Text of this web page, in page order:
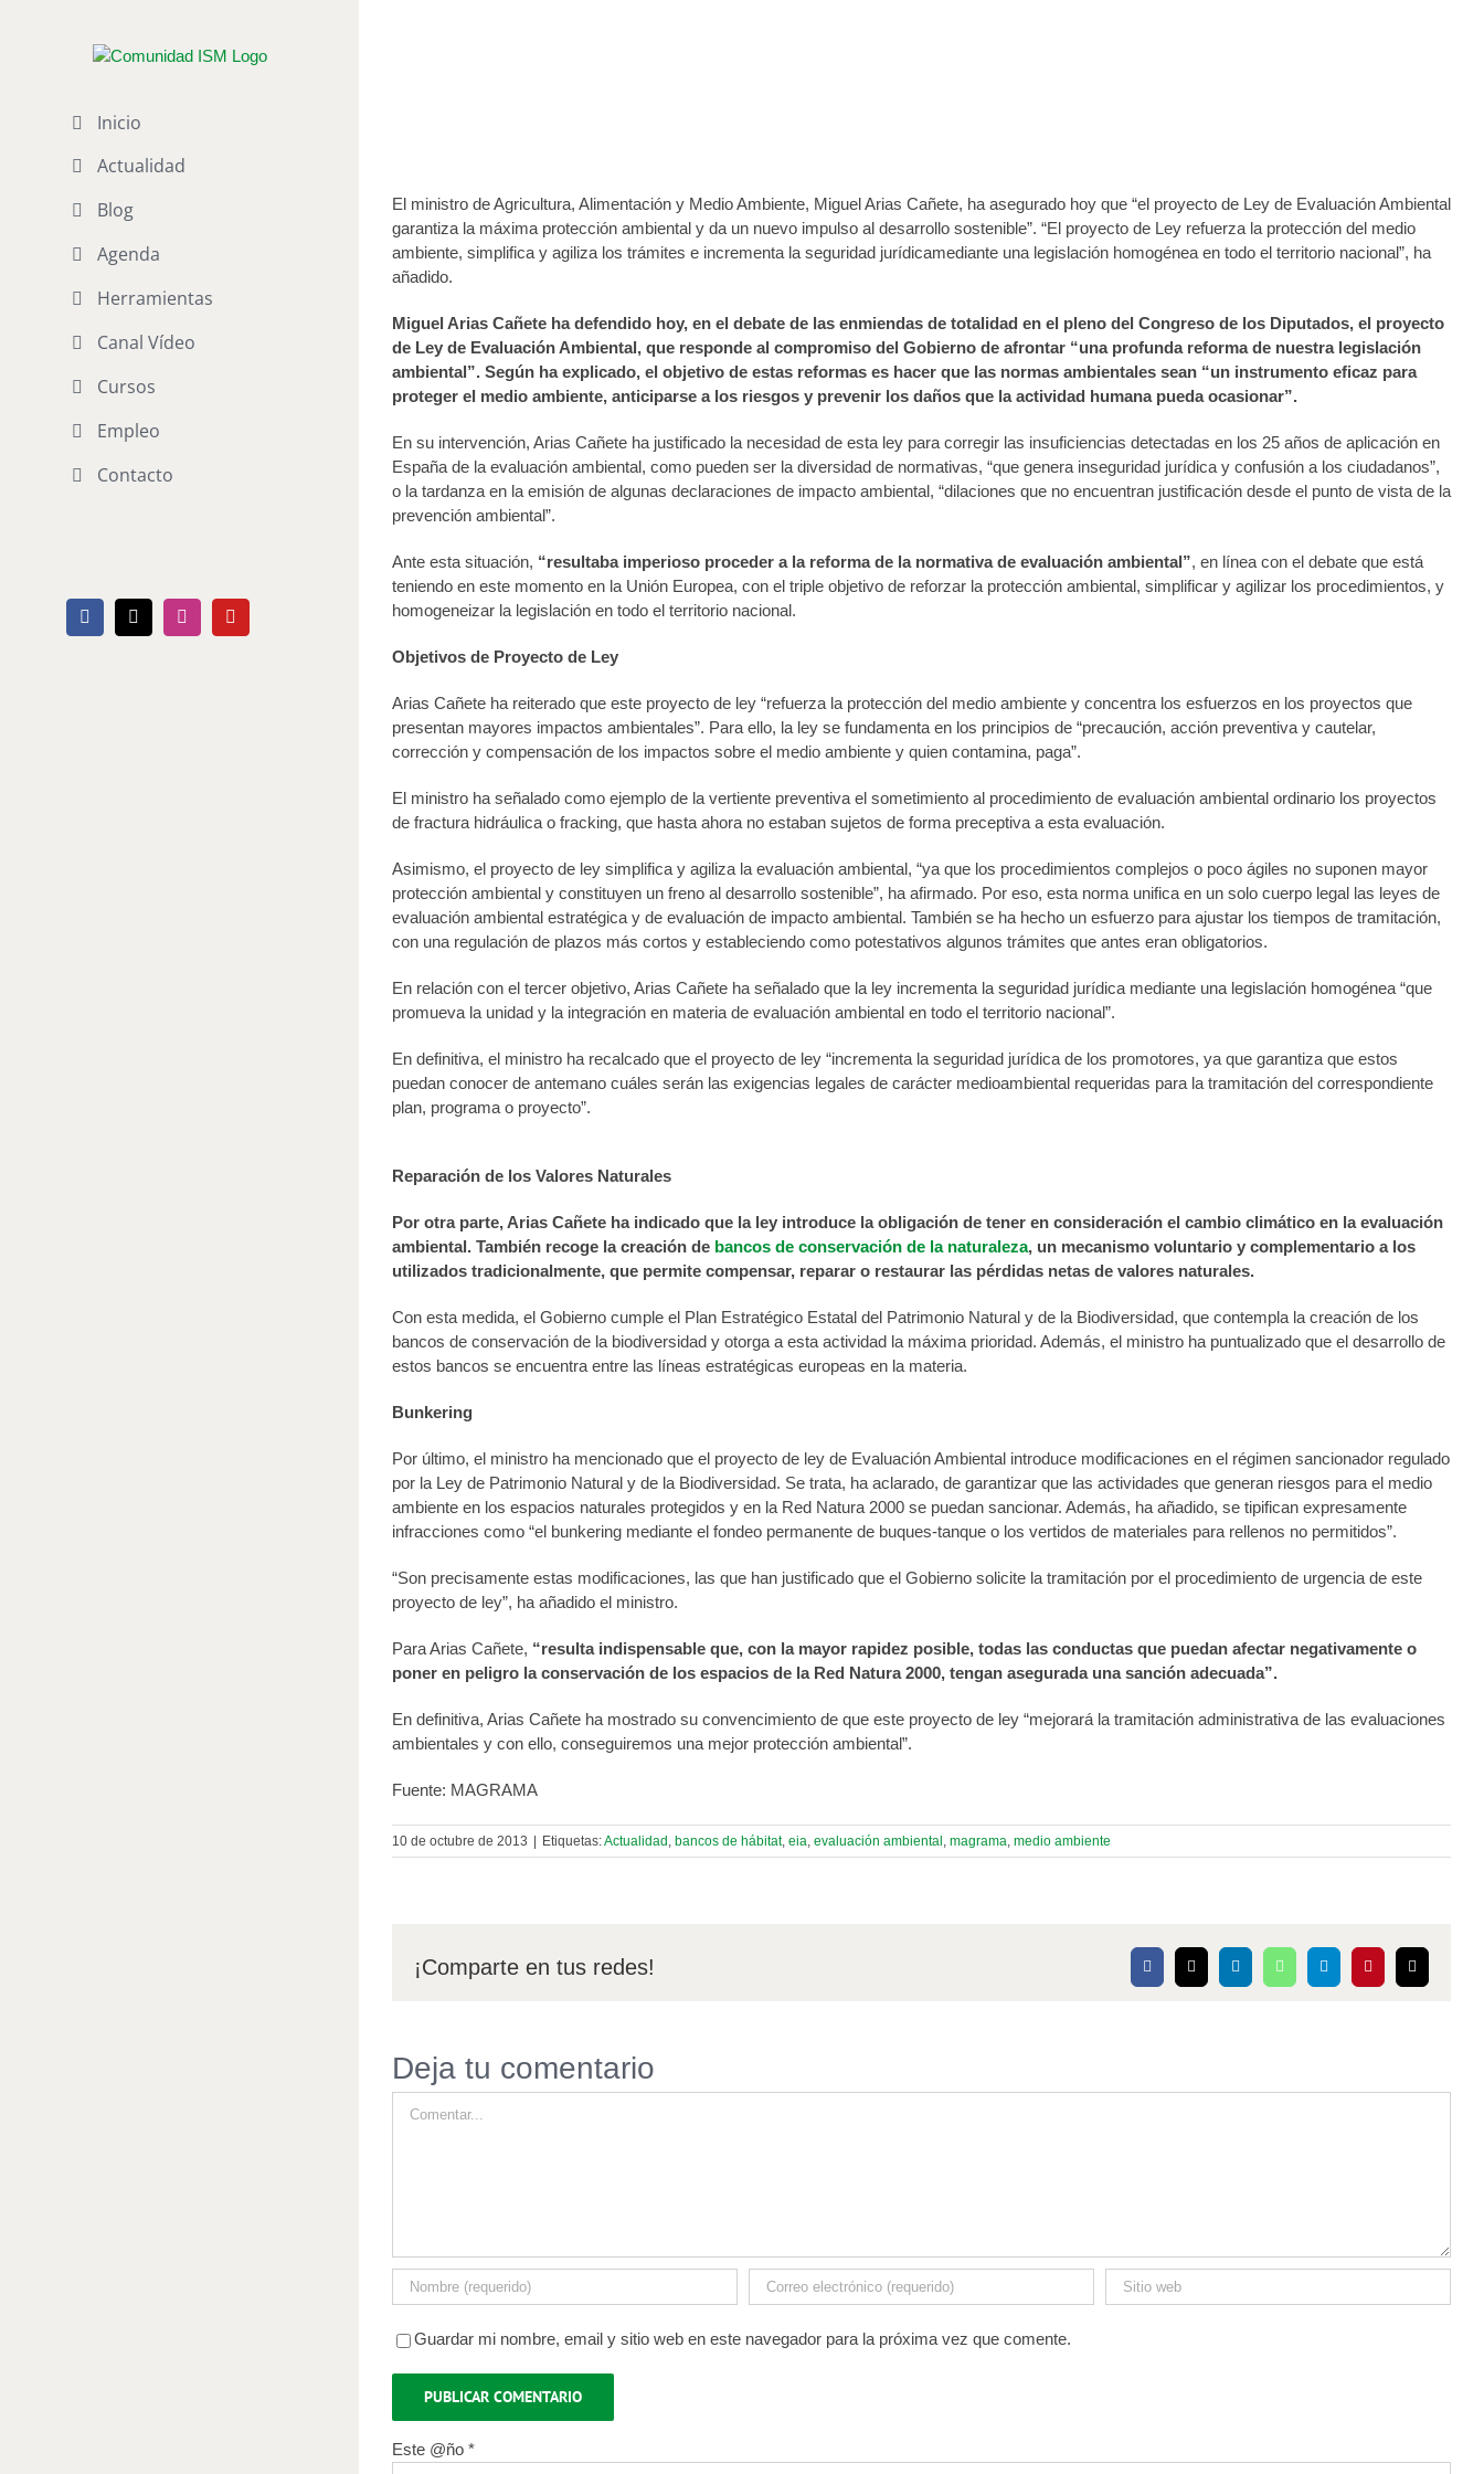
Inicio
Actualidad
Blog
Agenda
Herramientas
Canal Vídeo
Cursos
Empleo
Contacto
Facebook
X InstagramYouTube
El ministro de Agricultura, Alimentación y Medio Ambiente, Miguel Arias Cañete, ha asegurado hoy que “el proyecto de Ley de Evaluación Ambiental
garantiza la máxima protección ambiental y da un nuevo impulso al desarrollo sostenible”. “El proyecto de Ley refuerza la protección del medio
ambiente, simplifica y agiliza los trámites e incrementa la seguridad jurídicamediante una legislación homogénea en todo el territorio nacional”, ha
añadido.
Miguel Arias Cañete ha defendido hoy, en el debate de las enmiendas de totalidad en el pleno del Congreso de los Diputados, el proyecto
de Ley de Evaluación Ambiental, que responde al compromiso del Gobierno de afrontar “una profunda reforma de nuestra legislación
ambiental”. Según ha explicado, el objetivo de estas reformas es hacer que las normas ambientales sean “un instrumento eficaz para
proteger el medio ambiente, anticiparse a los riesgos y prevenir los daños que la actividad humana pueda ocasionar”.
En su intervención, Arias Cañete ha justificado la necesidad de esta ley para corregir las insuficiencias detectadas en los 25 años de aplicación en
España de la evaluación ambiental, como pueden ser la diversidad de normativas, “que genera inseguridad jurídica y confusión a los ciudadanos”,
o la tardanza en la emisión de algunas declaraciones de impacto ambiental, “dilaciones que no encuentran justificación desde el punto de vista de la
prevención ambiental”.
Ante esta situación, “resultaba imperioso proceder a la reforma de la normativa de evaluación ambiental”, en línea con el debate que está
teniendo en este momento en la Unión Europea, con el triple objetivo de reforzar la protección ambiental, simplificar y agilizar los procedimientos, y
homogeneizar la legislación en todo el territorio nacional.
Objetivos de Proyecto de Ley
Arias Cañete ha reiterado que este proyecto de ley “refuerza la protección del medio ambiente y concentra los esfuerzos en los proyectos que
presentan mayores impactos ambientales”. Para ello, la ley se fundamenta en los principios de “precaución, acción preventiva y cautelar,
corrección y compensación de los impactos sobre el medio ambiente y quien contamina, paga”.
El ministro ha señalado como ejemplo de la vertiente preventiva el sometimiento al procedimiento de evaluación ambiental ordinario los proyectos
de fractura hidráulica o fracking, que hasta ahora no estaban sujetos de forma preceptiva a esta evaluación.
Asimismo, el proyecto de ley simplifica y agiliza la evaluación ambiental, “ya que los procedimientos complejos o poco ágiles no suponen mayor
protección ambiental y constituyen un freno al desarrollo sostenible”, ha afirmado. Por eso, esta norma unifica en un solo cuerpo legal las leyes de
evaluación ambiental estratégica y de evaluación de impacto ambiental. También se ha hecho un esfuerzo para ajustar los tiempos de tramitación,
con una regulación de plazos más cortos y estableciendo como potestativos algunos trámites que antes eran obligatorios.
En relación con el tercer objetivo, Arias Cañete ha señalado que la ley incrementa la seguridad jurídica mediante una legislación homogénea “que
promueva la unidad y la integración en materia de evaluación ambiental en todo el territorio nacional”.
En definitiva, el ministro ha recalcado que el proyecto de ley “incrementa la seguridad jurídica de los promotores, ya que garantiza que estos
puedan conocer de antemano cuáles serán las exigencias legales de carácter medioambiental requeridas para la tramitación del correspondiente
plan, programa o proyecto”.
Reparación de los Valores Naturales
Por otra parte, Arias Cañete ha indicado que laley introduce la obligación de tener en consideración el cambio climático en la evaluación
ambiental. También recoge la creación de bancos de conservación de la naturaleza, un mecanismo voluntario y complementario a los
utilizados tradicionalmente, que permite compensar, reparar o restaurar las pérdidas netas de valores naturales.
Con esta medida, el Gobierno cumple el Plan Estratégico Estatal del Patrimonio Natural y de la Biodiversidad, que contempla la creación de los
bancos de conservación de la biodiversidad y otorga a esta actividad la máxima prioridad. Además, el ministro ha puntualizado que el desarrollo de
estos bancos se encuentra entre las líneas estratégicas europeas en la materia.
Bunkering
Por último, el ministro ha mencionado que el proyecto de ley de Evaluación Ambiental introduce modificaciones en el régimen sancionador regulado
por la Ley de Patrimonio Natural y de la Biodiversidad. Se trata, ha aclarado, de garantizar que las actividades que generan riesgos para el medio
ambiente en los espacios naturales protegidos y en la Red Natura 2000 se puedan sancionar. Además, ha añadido, se tipifican expresamente
infracciones como “el bunkering mediante el fondeo permanente de buques-tanque o los vertidos de materiales para rellenos no permitidos”.
“Son precisamente estas modificaciones, las que han justificado que el Gobierno solicite la tramitación por el procedimiento de urgencia de este
proyecto de ley”, ha añadido el ministro.
Para Arias Cañete, “resulta indispensable que, con la mayor rapidez posible, todas las conductas que puedan afectar negativamente o
poner en peligro la conservación de los espacios de la Red Natura 2000, tengan asegurada una sanción adecuada”.
En definitiva, Arias Cañete ha mostrado su convencimiento de que este proyecto de ley “mejorará la tramitación administrativa de las evaluaciones
ambientales y con ello, conseguiremos una mejor protección ambiental”.
Fuente: MAGRAMA
10 de octubre de 2013 Etiquetas:Actualidad , bancos de hábitat, eia, evaluación ambiental , magrama, medio ambiente
¡Comparte en tus redes! Facebook
X LinkedInWhatsAppTelegramPinterestCorreo
electrónico
Deja tu comentario
Guardar mi nombre, email y sitio web en este navegador para la próxima vez que comente.
Este @ño *